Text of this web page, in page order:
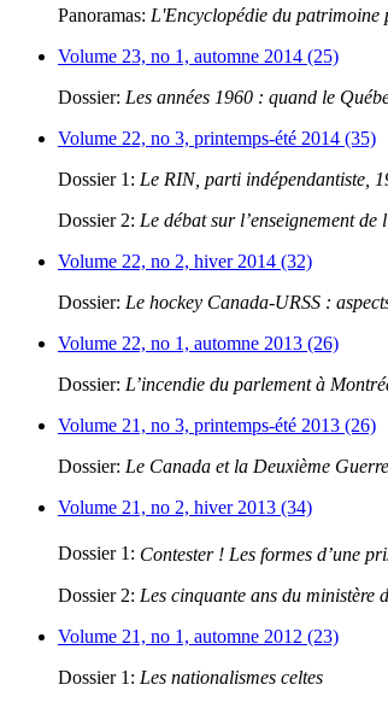
Panoramas: L'Encyclopédie du patrimoine
Volume 23, no 1, automne 2014 (25)
Dossier: Les années 1960 : quand le
Volume 22, no 3, printemps-été 2014 (35)
Dossier 1: Le RIN, parti indépendantiste,
Dossier 2: Le débat sur l’enseignement de
Volume 22, no 2, hiver 2014 (32)
Dossier: Le hockey Canada-URSS :
Volume 22, no 1, automne 2013 (26)
Dossier: L’incendie du parlement à
Volume 21, no 3, printemps-été 2013 (26)
Dossier: Le Canada et la Deuxième
Volume 21, no 2, hiver 2013 (34)
Dossier 1: Contester ! Les formes d’une
Dossier 2: Les cinquante ans du ministère
Volume 21, no 1, automne 2012 (23)
Dossier 1: Les nationalismes celtes